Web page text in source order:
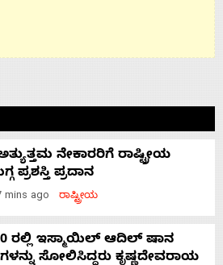
ನೇಕಾರರಿಗೆ ರಾಷ್ಟ್ರೀಯ
ಪ್ರಶಸ್ತಿ ಪ್ರದಾನ
mins ago ರಾಷ್ಟ್ರೀಯ
ರಲ್ಲಿ ಇಸ್ಮಾಯಿಲ್ ಆದಿಲ್ ಷಾನ
ಸೋಲಿಸಿದ್ದರು ಕೃಷ್ಣದೇವರಾಯ